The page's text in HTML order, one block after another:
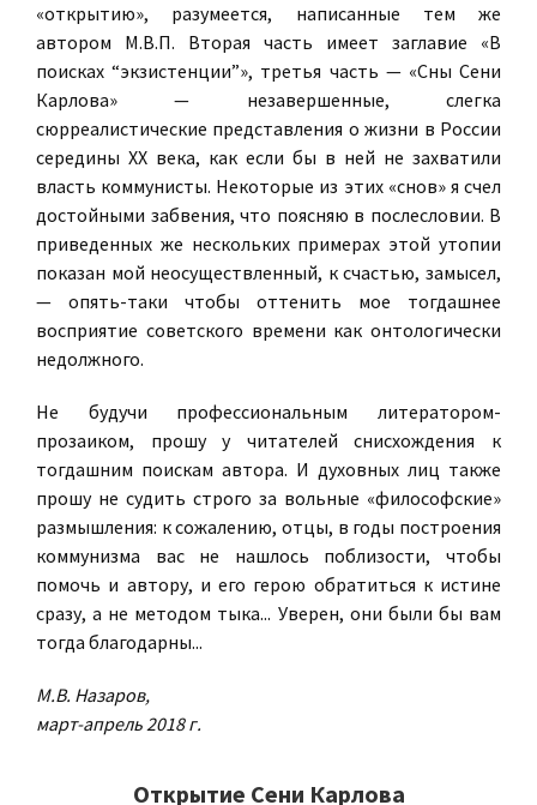
«открытию», разумеется, написанные тем же
автором М.В.П. Вторая часть имеет заглавие «В
поисках “экзистенции”», третья часть — «Сны Сени
Карлова» — незавершенные, слегка
сюрреалистические представления о жизни в России
середины ХХ века, как если бы в ней не захватили
власть коммунисты. Некоторые из этих «снов» я счел
достойными забвения, что поясняю в послесловии. В
приведенных же нескольких примерах этой утопии
показан мой неосуществленный, к счастью, замысел,
— опять-таки чтобы оттенить мое тогдашнее
восприятие советского времени как онтологически
недолжного.
Не будучи профессиональным литератором-
прозаиком, прошу у читателей снисхождения к
тогдашним поискам автора. И духовных лиц также
прошу не судить строго за вольные «философские»
размышления: к сожалению, отцы, в годы построения
коммунизма вас не нашлось поблизости, чтобы
помочь и автору, и его герою обратиться к истине
сразу, а не методом тыка... Уверен, они были бы вам
тогда благодарны...
М.В. Назаров,
март-апрель 2018 г.
Открытие Сени Карлова